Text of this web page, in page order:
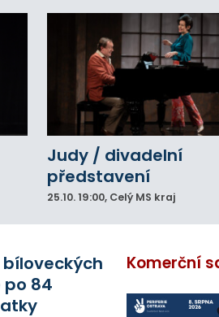
Judy / divadelní
představení
25.10.19:00, Celý MS kraj
po 84
Komerční